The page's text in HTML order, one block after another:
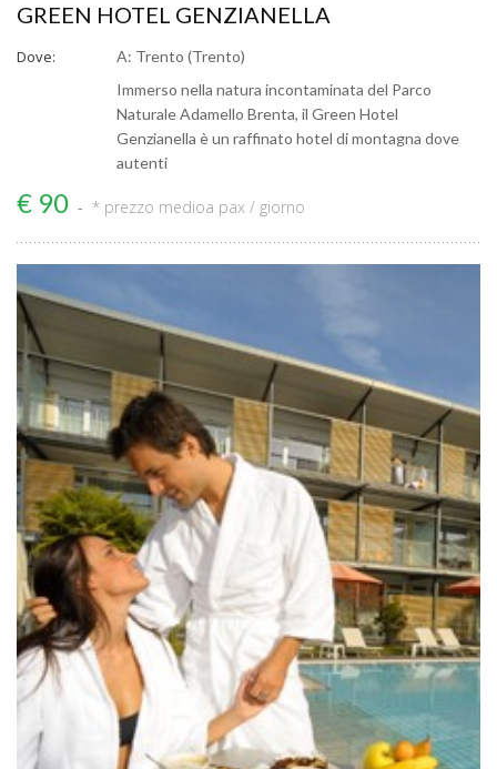
GREEN HOTEL GENZIANELLA
Dove:
A: Trento (Trento)
Immerso nella natura incontaminata del Parco
Naturale Adamello Brenta, il Green Hotel
Genzianella è un raffinato hotel di montagna dove
autenti
€ 90 * prezzo medioa pax / giorno